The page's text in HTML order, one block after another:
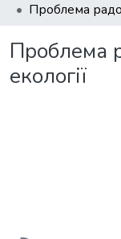
Проблема
екології
Вантажиться...